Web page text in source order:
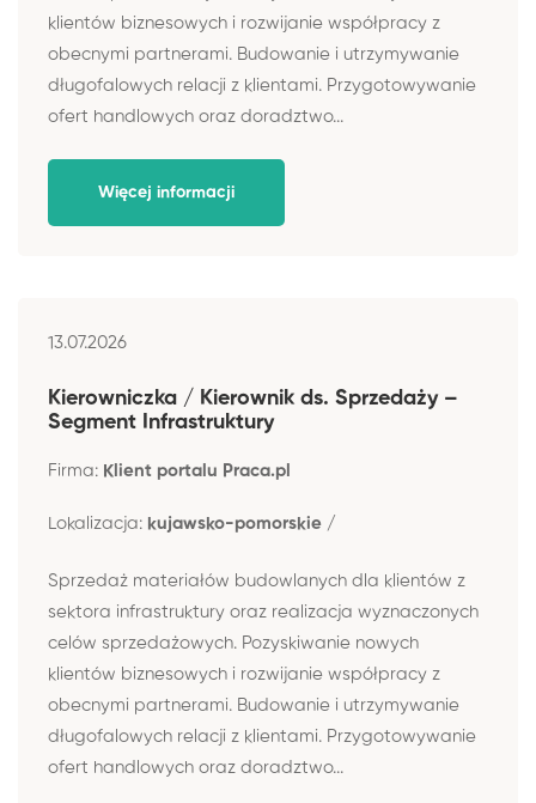
klientów biznesowych i rozwijanie współpracy z
obecnymi partnerami. Budowanie i utrzymywanie
długofalowych relacji z klientami. Przygotowywanie
ofert handlowych oraz doradztwo...
Więcej informacji
13.07.2026
Kierowniczka / Kierownik ds. Sprzedaży –
Segment Infrastruktury
Firma: Klient portalu Praca.pl
Lokalizacja: kujawsko-pomorskie /
Sprzedaż materiałów budowlanych dla klientów z
sektora infrastruktury oraz realizacja wyznaczonych
celów sprzedażowych. Pozyskiwanie nowych
klientów biznesowych i rozwijanie współpracy z
obecnymi partnerami. Budowanie i utrzymywanie
długofalowych relacji z klientami. Przygotowywanie
ofert handlowych oraz doradztwo...